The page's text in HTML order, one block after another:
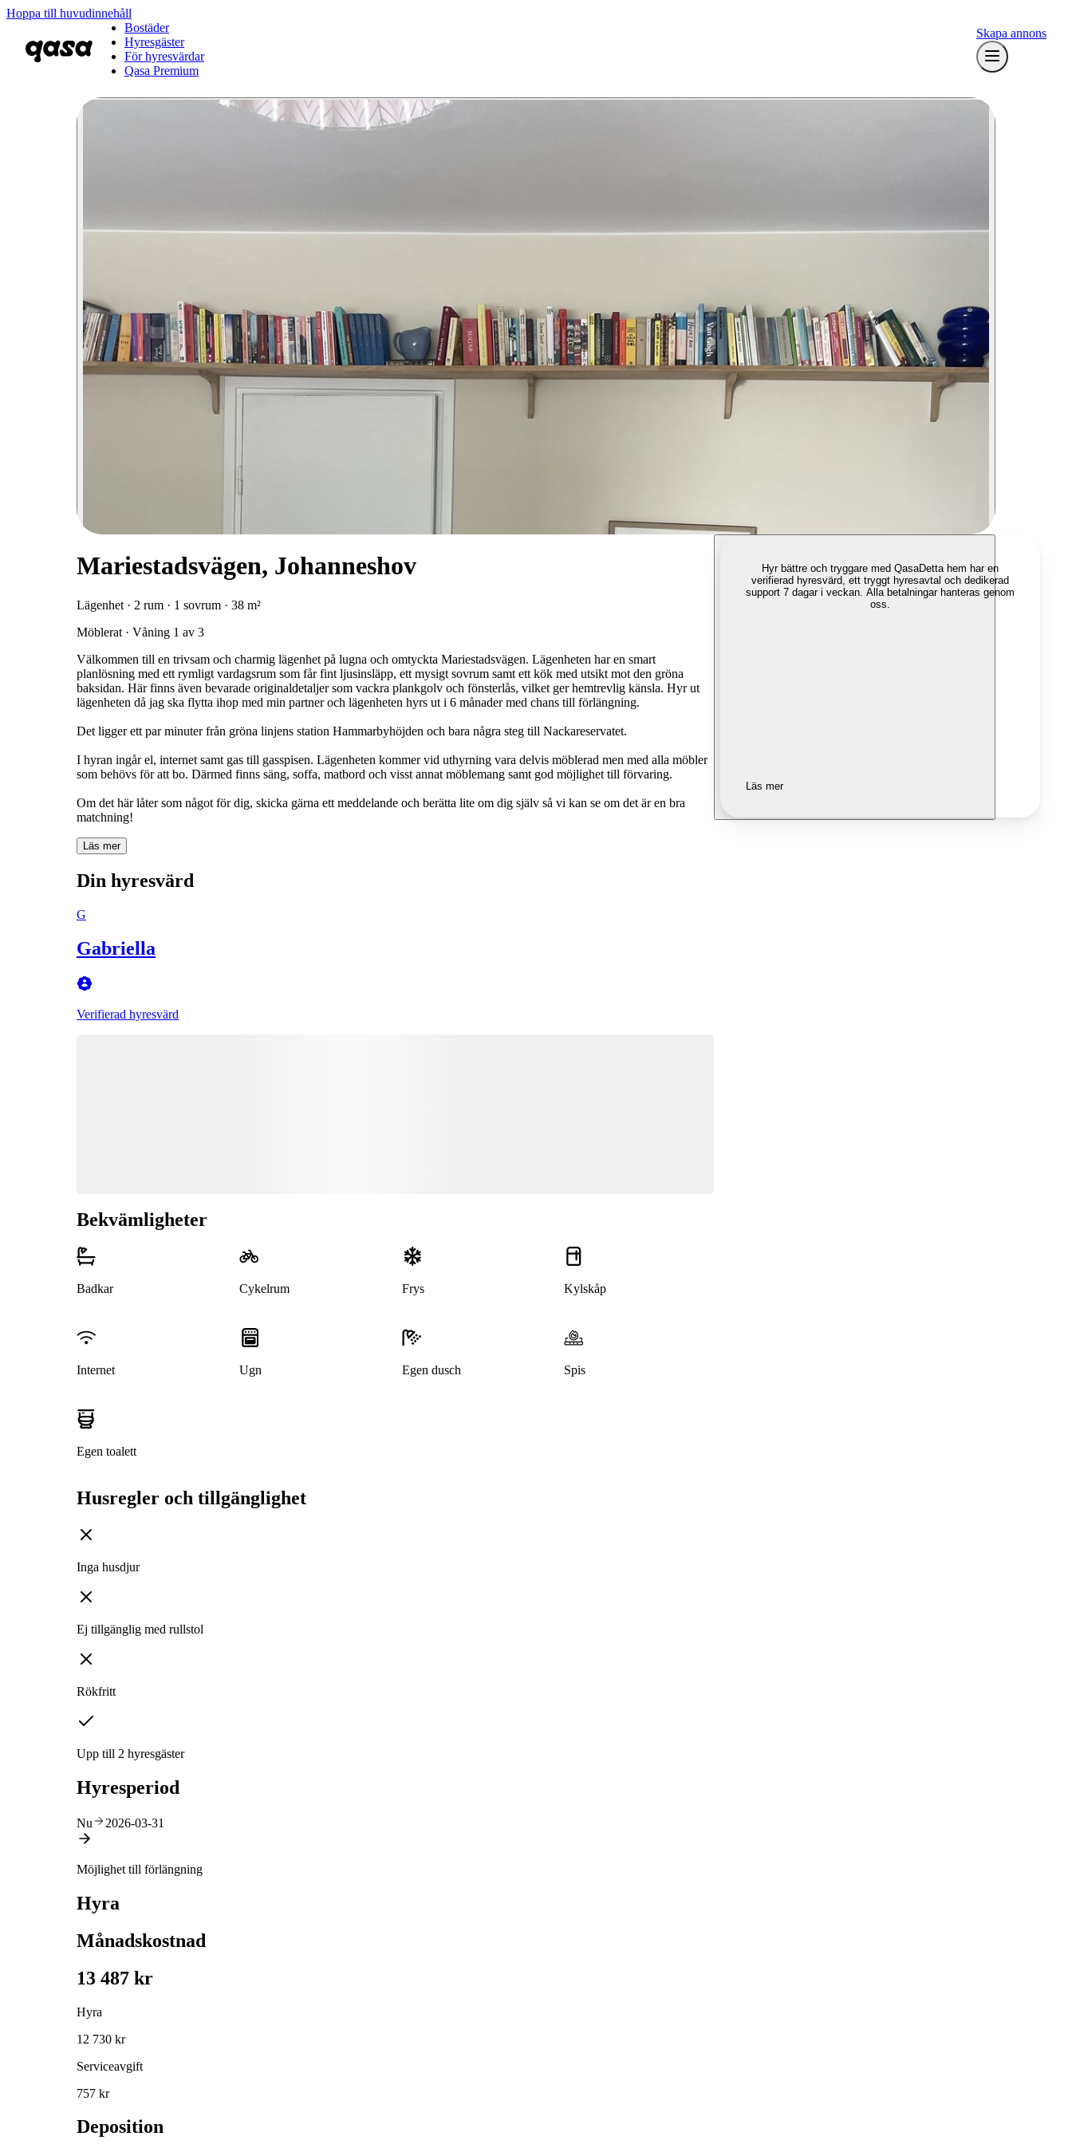
Hoppa till huvudinnehåll
Bostäder
Hyresgäster
För hyresvärdar
Qasa Premium
Skapa annons
Mariestadsvägen, Johanneshov
Lägenhet · 2 rum · 1 sovrum · 38 m²
Möblerat · Våning 1 av 3
Välkommen till en trivsam och charmig lägenhet på lugna och omtyckta Mariestadsvägen. Lägenheten har en smart
planlösning med ett rymligt vardagsrum som får fint ljusinsläpp, ett mysigt sovrum samt ett kök med utsikt mot den gröna
baksidan. Här finns även bevarade originaldetaljer som vackra plankgolv och fönsterlås, vilket ger hemtrevlig känsla. Hyr ut
lägenheten då jag ska flytta ihop med min partner och lägenheten hyrs ut i 6 månader med chans till förlängning.
Det ligger ett par minuter från gröna linjens station Hammarbyhöjden och bara några steg till Nackareservatet.
I hyran ingår el, internet samt gas till gasspisen. Lägenheten kommer vid uthyrning vara delvis möblerad men med alla möbler
som behövs för att bo. Därmed finns säng, soffa, matbord och visst annat möblemang samt god möjlighet till förvaring.
Om det här låter som något för dig, skicka gärna ett meddelande och berätta lite om dig själv så vi kan se om det är en bra
matchning!
Läs mer
Din hyresvärd
G
Gabriella
Verifierad hyresvärd
Bekvämligheter
Badkar Cykelrum Frys Kylskåp
Internet Ugn Egen dusch Spis
Egen toalett
Husregler och tillgänglighet
Inga husdjur
Ej tillgänglig med rullstol
Rökfritt
Upp till 2 hyresgäster
Hyresperiod
Nu 2026-03-31
Möjlighet till förlängning
Hyra
Månadskostnad
13 487 kr
Hyra
12 730 kr
Serviceavgift
757 kr
Deposition
Hyr bättre och tryggare med QasaDetta hem har en
verifierad hyresvärd, ett tryggt hyresavtal och dedikerad
support 7 dagar i veckan. Alla betalningar hanteras genom
oss.
Läs mer